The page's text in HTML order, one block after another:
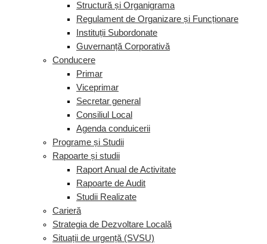
Structură și Organigrama
Regulament de Organizare și Funcționare
Instituții Subordonate
Guvernanță Corporativă
Conducere
Primar
Viceprimar
Secretar general
Consiliul Local
Agenda conduicerii
Programe și Studii
Rapoarte și studii
Raport Anual de Activitate
Rapoarte de Audit
Studii Realizate
Carieră
Strategia de Dezvoltare Locală
Situații de urgență (SVSU)